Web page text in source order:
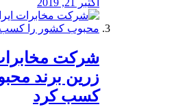
اکتبر 21, 2019
شرکت
زرین برند
کسب کرد